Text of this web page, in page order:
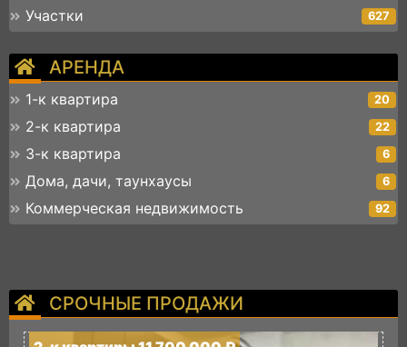
Участки 627
АРЕНДА
1-к квартира 20
2-к квартира 22
3-к квартира 6
Дома, дачи, таунхаусы 6
Коммерческая недвижимость 92
СРОЧНЫЕ ПРОДАЖИ